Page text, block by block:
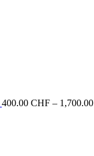
400.00 CHF – 1,700.00